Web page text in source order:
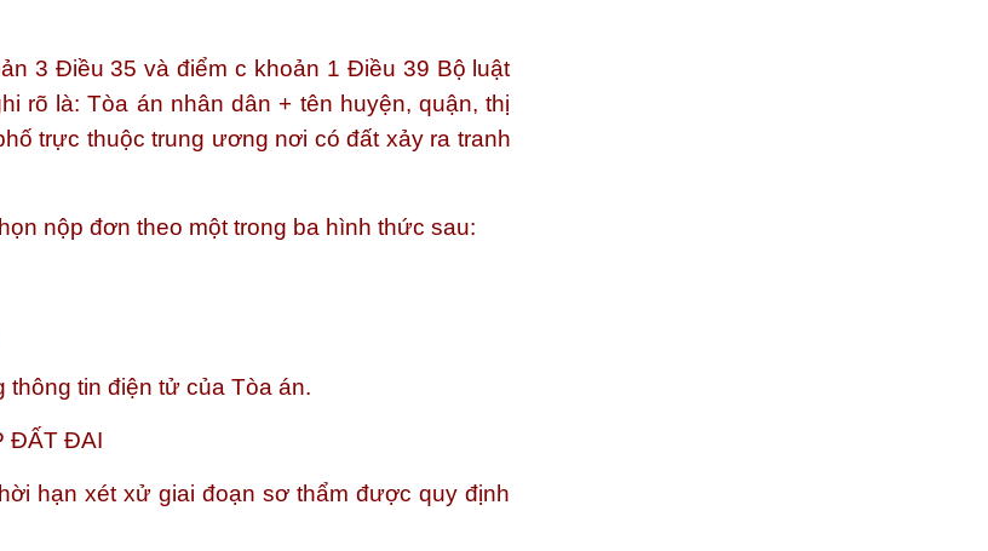
3 Điều 35 và điểm c khoản 1 Điều 39 Bộ luật
rõ là: Tòa án nhân dân + tên huyện, quận, thị
trực thuộc trung ương nơi có đất xảy ra tranh
nộp đơn theo một trong ba hình thức sau:
tin điện tử của Tòa án.
ĐẤT ĐAI
hạn xét xử giai đoạn sơ thẩm được quy định